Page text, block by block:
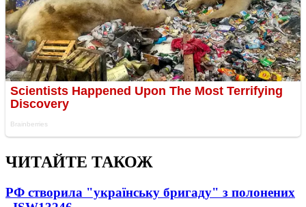
ЧИТАЙТЕ ТАКОЖ
РФ створила "українську бригаду" з полонених